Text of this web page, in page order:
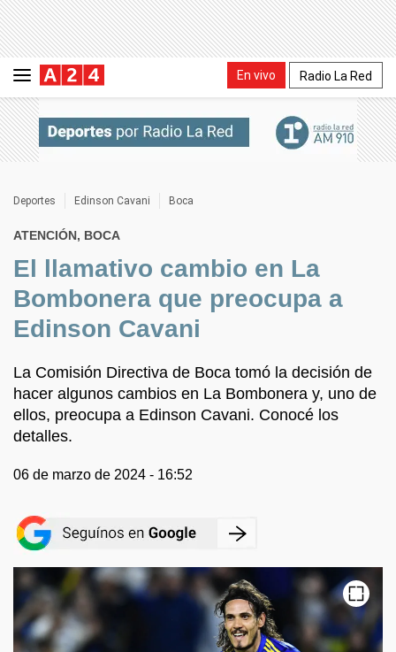
En vivo Radio La Red
Deportes Edinson Cavani Boca
ATENCIÓN, BOCA
El llamativo cambio en La
Bombonera que preocupa a
Edinson Cavani
La Comisión Directiva de Boca tomó la decisión de
hacer algunos cambios en La Bombonera y, uno de
ellos, preocupa a Edinson Cavani. Conocé los
detalles.
06 de marzo de 2024 - 16:52